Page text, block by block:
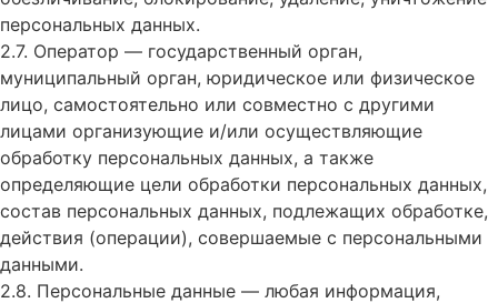
персональных данных.
2.7. Оператор — государственный орган,
муниципальный орган, юридическое или физическое
лицо, самостоятельно или совместно с другими
лицами организующие и/или осуществляющие
обработку персональных данных, а также
определяющие цели обработки персональных данных,
состав персональных данных, подлежащих обработке,
действия (операции), совершаемые с персональными
данными.
2.8. Персональные данные — любая информация,